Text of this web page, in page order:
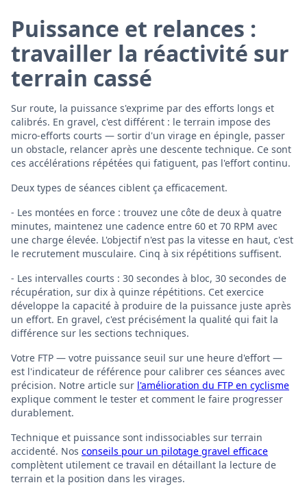
Puissance et relances :
travailler la réactivité sur
terrain cassé
Sur route, la puissance s'exprime par des efforts longs et
calibrés. En gravel, c'est différent : le terrain impose des
micro-efforts courts — sortir d'un virage en épingle, passer
un obstacle, relancer après une descente technique. Ce sont
ces accélérations répétées qui fatiguent, pas l'effort continu.
Deux types de séances ciblent ça efficacement.
- Les montées en force : trouvez une côte de deux à quatre
minutes, maintenez une cadence entre 60 et 70 RPM avec
une charge élevée. L'objectif n'est pas la vitesse en haut, c'est
le recrutement musculaire. Cinq à six répétitions suffisent.
- Les intervalles courts : 30 secondes à bloc, 30 secondes de
récupération, sur dix à quinze répétitions. Cet exercice
développe la capacité à produire de la puissance juste après
un effort. En gravel, c'est précisément la qualité qui fait la
différence sur les sections techniques.
Votre FTP — votre puissance seuil sur une heure d'effort —
est l'indicateur de référence pour calibrer ces séances avec
précision. Notre article sur l'amélioration du FTP en cyclisme
explique comment le tester et comment le faire progresser
durablement.
Technique et puissance sont indissociables sur terrain
accidenté. Nos conseils pour un pilotage gravel efficace
complètent utilement ce travail en détaillant la lecture de
terrain et la position dans les virages.